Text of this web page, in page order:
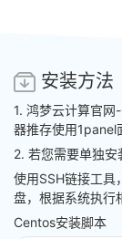
安装方法
1. 鸿梦云计算官网
器推存使用1panel
2. 若您需要单独安
使用SSH链接工具
盘，根据系统执行
Centos安装脚本